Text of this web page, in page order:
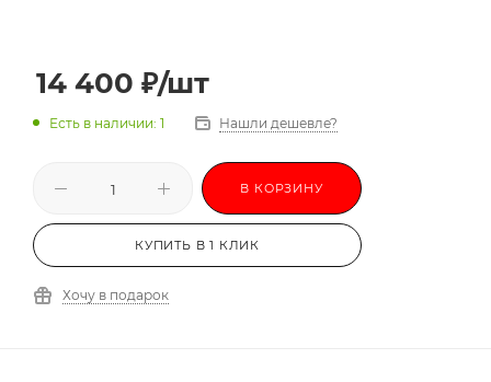
14 400 ₽/шт
Есть в наличии: 1 Нашли дешевле?
В КОРЗИНУ
КУПИТЬ В 1 КЛИК
Хочу в подарок